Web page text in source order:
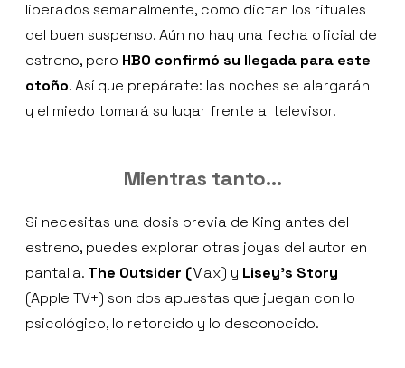
liberados semanalmente, como dictan los rituales
del buen suspenso. Aún no hay una fecha oficial de
estreno, pero HBO confirmó su llegada para este
otoño. Así que prepárate: las noches se alargarán
y el miedo tomará su lugar frente al televisor.
Mientras tanto…
Si necesitas una dosis previa de King antes del
estreno, puedes explorar otras joyas del autor en
pantalla. The Outsider (Max) y Lisey’s Story
(Apple TV+) son dos apuestas que juegan con lo
psicológico, lo retorcido y lo desconocido.